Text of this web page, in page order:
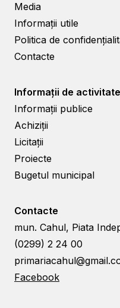
Media
Informații utile
Politica de
Contacte
Informații de activitate
Informații publice
Achiziții
Licitații
Proiecte
Bugetul municipal
Contacte
mun. Cahul, Piata
(0299) 2 24 00
Facebook